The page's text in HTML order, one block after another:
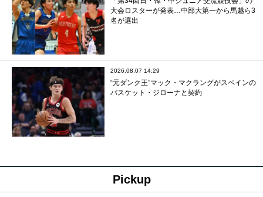
大会ロスターが発表…中部大第一から馬越ら3
名が選出
2026.08.07 14:29
“元ダンク王”マック・マクラングがスペインの
バスケット・ジローナと契約
Pickup